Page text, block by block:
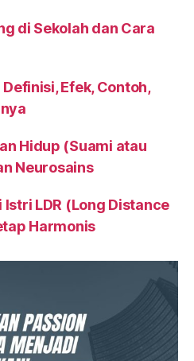
di Sekolah dan Cara
Efek, Contoh,
Hidup (Suami atau
Neurosains
LDR (Long Distance
Harmonis